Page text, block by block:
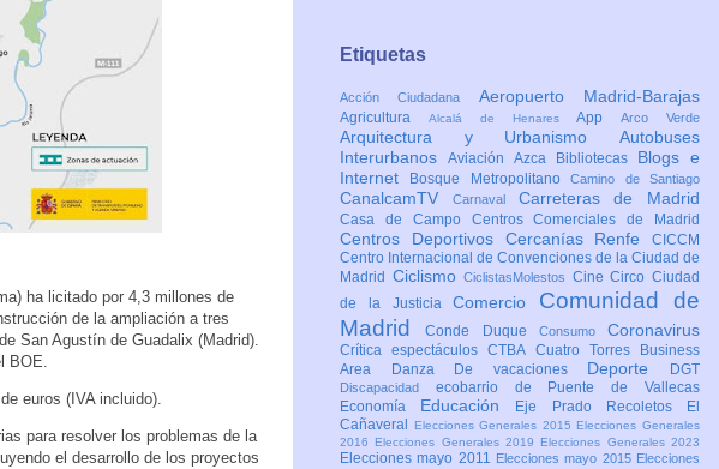
ha licitado por 4,3 millones de
de la ampliación a tres
San Agustín de Guadalix (Madrid).
BOE.
euros (IVA incluido).
para resolver los problemas de la
el desarrollo de los proyectos
Etiquetas
Acción Ciudadana Aeropuerto Madrid-Barajas
Agricultura Alcalá de HenaresAppArco Verde
Arquitectura y Urbanismo Autobuses
Interurbanos Aviación Azca Bibliotecas Blogs e
Internet
Bosque MetropolitanoCamino de Santiago
CanalcamTV Carnaval Carreteras de Madrid
Casa de Campo Centros Comerciales de Madrid
Centros Deportivos Cercanías Renfe CICCM
Centro Internacional de Convenciones de la Ciudad de
Madrid CiclismoCiclistasMolestos CineCircoCiudad
de la JusticiaComercio Comunidad de
MadridConde Duque Consumo Coronavirus
Crítica espectáculosCTBA Cuatro Torres Business
Area
Danza De vacaciones Deporte DGT
Discapacidad ecobarrio de Puente de Vallecas
Economía Educación Eje Prado Recoletos
El
Cañaveral
Elecciones Generales 2015 Elecciones Generales
2016 Elecciones Generales 2019 Elecciones Generales 2023
Elecciones mayo 2011 Elecciones mayo 2015 Elecciones